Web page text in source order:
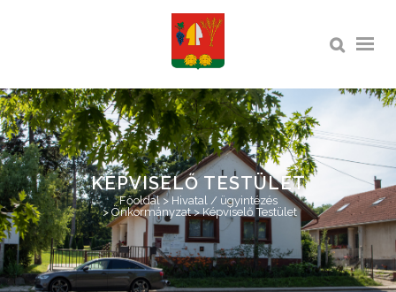
KÉPVISELŐ TESTÜLET
Főoldal> Hivatal / ügyintézés
>Önkormányzat>Képviselő Testület